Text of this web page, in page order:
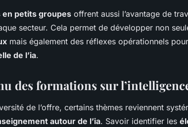
en petits groupes offrent aussi l’avantage de
secteur. Cela permet de développer non
mais également des réflexes opérationnels
de l’ia.
des formations sur
de l’offre, certains thèmes reviennent
autour de l’ia. Savoir identifier les